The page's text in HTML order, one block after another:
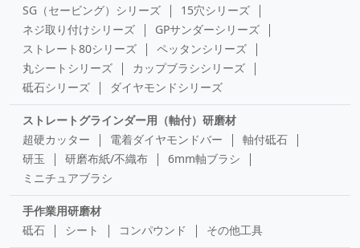
SG（セービング）シリーズ
15穴シリーズ
ネジ取り付けシリーズ
GPサンダーシリーズ
ストレート80シリーズ
ペッタンシリーズ
丸シートシリーズ
カップブラシシリーズ
砥石シリーズ
ダイヤモンドシリーズ
ストレートグラインダー用（軸付）研磨材
超硬カッター
電着ダイヤモンドバー
軸付砥石
研玉
研磨布紙/不織布
6mm軸ブラシ
ミニチュアブラシ
手作業用研磨材
砥石
シート コンパウンド その他工具